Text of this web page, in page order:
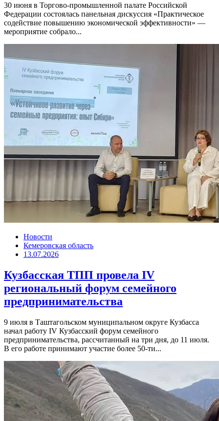
30 июня в Торгово-промышленной палате Российской
Федерации состоялась панельная дискуссия «Практическое
содействие повышению экономической эффективности» —
мероприятие собрало...
Новости
Кемеровская область
13.07.2026
Кузбасская ТПП провела IV
региональный форум семейного
предпринимательства
9 июля в Таштагольском муниципальном округе Кузбасса
начал работу IV Кузбасский форум семейного
предпринимательства, рассчитанный на три дня, до 11 июля.
В его работе принимают участие более 50-ти...